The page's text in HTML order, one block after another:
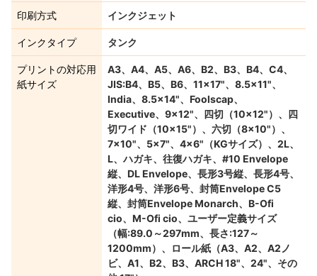
印刷方式 インクジェット
インクタイプ タンク
プリントの対応用
紙サイズ
A3、A4、A5、A6、B2、B3、B4、C4、
JIS:B4、B5、B6、11×17"、8.5×11"、
India、8.5×14"、Foolscap、
Executive、9×12"、四切（10×12"）、四
切ワイド（10×15"）、六切（8×10"）、
7×10"、5×7"、4×6"（KGサイズ）、2L、
L、ハガキ、往復ハガキ、#10 Envelope
縦、DL Envelope、長形3号縦、長形4号、
洋形4号、洋形6号、封筒Envelope C5
縦、封筒Envelope Monarch、B-Ofi
cio、M-Ofi cio、ユーザー定義サイズ
（幅:89.0～297mm、長さ:127～
1200mm）、ロール紙（A3、A2、A2ノ
ビ、A1、B2、B3、ARCH 18"、24"、その